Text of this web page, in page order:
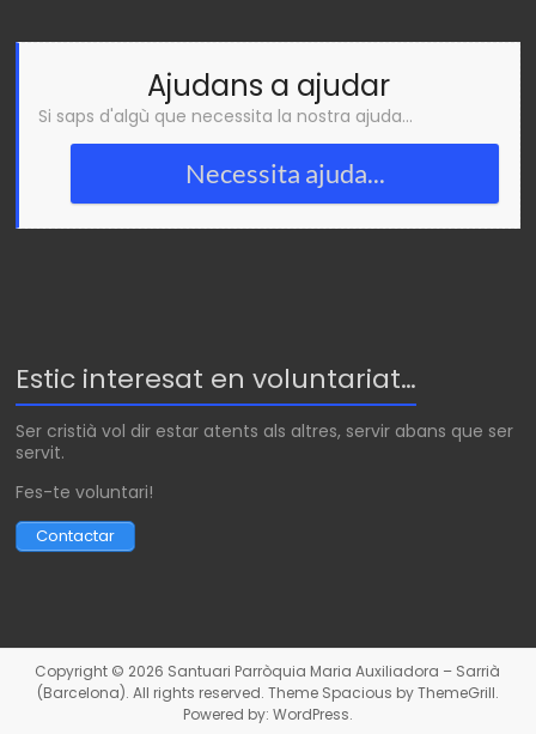
Ajudans a ajudar
Si saps d'algù que necessita la nostra ajuda...
Necessita ajuda...
Estic interesat en voluntariat…
Ser cristià vol dir estar atents als altres, servir abans que ser
servit.
Fes-te voluntari!
Contactar
Copyright © 2026 Santuari Parròquia Maria Auxiliadora – Sarrià
(Barcelona). All rights reserved. Theme Spacious by ThemeGrill.
Powered by: WordPress.